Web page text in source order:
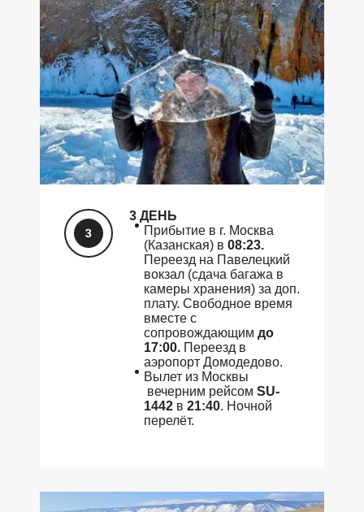
3 ДЕНЬ
Прибытие в г. Москва
(Казанская) в 08:23.
Переезд на Павелецкий
вокзал (сдача багажа в
камеры хранения) за доп.
плату. Свободное время
вместе с
сопровождающим до
17:00. Переезд в
аэропорт Домодедово.
Вылет из Москвы
вечерним рейсом SU-
1442 в 21:40. Ночной
перелёт.